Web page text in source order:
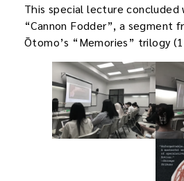
This special lecture concluded
“Cannon Fodder”, a segment
Ōtomo’s “Memories” trilogy